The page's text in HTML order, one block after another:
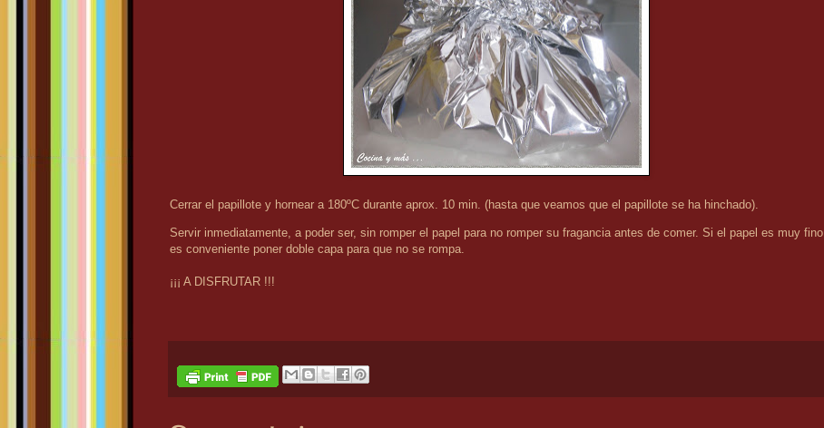
Cerrar el papillote y hornear a 180ºC durante aprox. 10 min. (hasta que veamos que el papillote se ha hinchado).
Servir inmediatamente, a poder ser, sin romper el papel para no romper su fragancia antes de comer. Si el papel es muy fino
es conveniente poner doble capa para que no se rompa.
¡¡¡ A DISFRUTAR !!!